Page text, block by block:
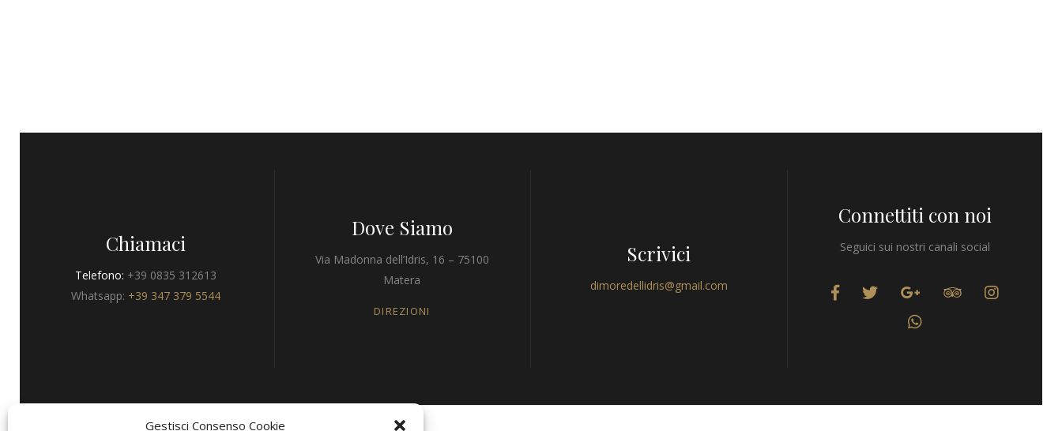
Gestisci Consenso Cookie
Chiamaci
Telefono: +39 0835 312613
Whatsapp: +39 347 379 5544
Dove Siamo
Via Madonna dell’Idris, 16 – 75100
Matera
DIREZIONI
Scrivici
dimoredellidris@gmail.com
Connettiti con noi
Seguici sui nostri canali social